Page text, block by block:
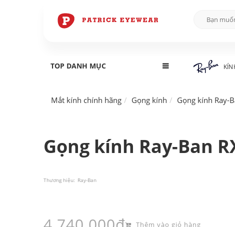
TOP DANH MỤC
Mắt kính chính hãng Gọng kính Gọng kính Ray-
Gọng kính Ray-Ban
Thương hiệu: Ray-Ban
Thêm vào giỏ hàng